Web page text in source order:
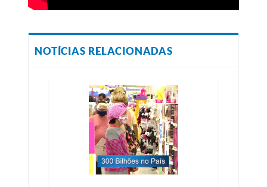
NOTÍCIAS RELACIONADAS